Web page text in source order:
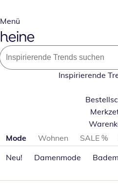
Menü
Inspirierende
Produktkategorien
Mode Wohnen SALE %
Neu!
Damenmode